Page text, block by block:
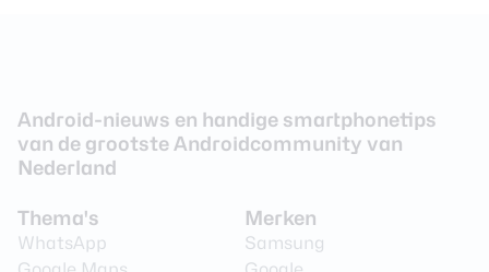
Android-nieuws en handige smartphonetips
van de grootste Androidcommunity van
Nederland
Thema's
WhatsApp
Merken
Samsung